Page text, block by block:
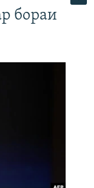
бораи